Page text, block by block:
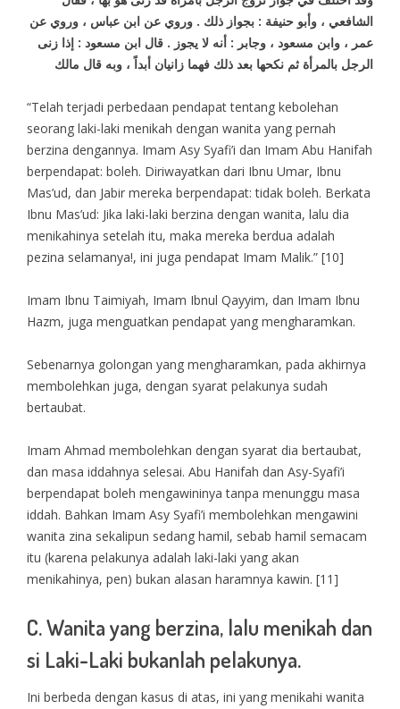
الشافعي ، وأبو حنيفة : بجواز ذلك . وروي عن ابن عباس ، وروي عن
عمر ، وابن مسعود ، وجابر : أنه لا يجوز . قال ابن مسعود : إذا زنى
الرجل بالمرأة ثم نكحها بعد ذلك فهما زانيان أبداً ، وبه قال مالك
“Telah terjadi perbedaan pendapat tentang kebolehan
seorang laki-laki menikah dengan wanita yang pernah
berzina dengannya. Imam Asy Syafi’i dan Imam Abu Hanifah
berpendapat: boleh. Diriwayatkan dari Ibnu Umar, Ibnu
Mas’ud, dan Jabir mereka berpendapat: tidak boleh. Berkata
Ibnu Mas’ud: Jika laki-laki berzina dengan wanita, lalu dia
menikahinya setelah itu, maka mereka berdua adalah
pezina selamanya!, ini juga pendapat Imam Malik.” [10]
Imam Ibnu Taimiyah, Imam Ibnul Qayyim, dan Imam Ibnu
Hazm, juga menguatkan pendapat yang mengharamkan.
Sebenarnya golongan yang mengharamkan, pada akhirnya
membolehkan juga, dengan syarat pelakunya sudah
bertaubat.
Imam Ahmad membolehkan dengan syarat dia bertaubat,
dan masa iddahnya selesai. Abu Hanifah dan Asy-Syafi’i
berpendapat boleh mengawininya tanpa menunggu masa
iddah. Bahkan Imam Asy Syafi’i membolehkan mengawini
wanita zina sekalipun sedang hamil, sebab hamil semacam
itu (karena pelakunya adalah laki-laki yang akan
menikahinya, pen) bukan alasan haramnya kawin. [11]
C. Wanita yang berzina, lalu menikah dan
si Laki-Laki bukanlah pelakunya.
Ini berbeda dengan kasus di atas, ini yang menikahi wanita